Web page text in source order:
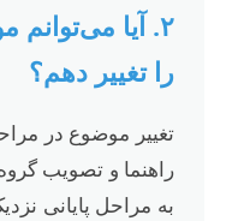
۲. آیا
را تغییر دهم؟
تغییر موضوع در
راهنما و تصویب
به مراحل پایانی